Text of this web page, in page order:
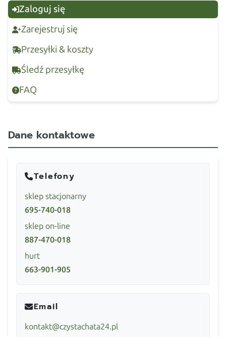
Zaloguj się
Zarejestruj się
Przesyłki & koszty
Śledź przesyłkę
FAQ
Dane kontaktowe
Telefony
sklep stacjonarny
695-740-018
sklep on-line
887-470-018
hurt
663-901-905
Email
kontakt@czystachata24.pl